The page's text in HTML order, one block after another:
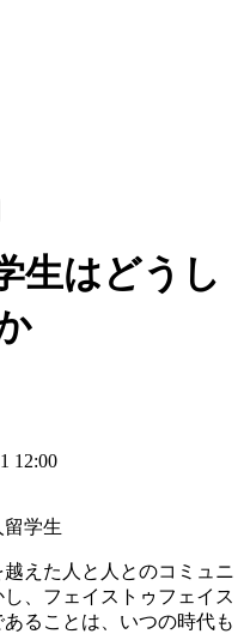
生はどうし
12:00
学生
えた人と人とのコミュニ
、フェイストゥフェイス
ることは、いつの時代も